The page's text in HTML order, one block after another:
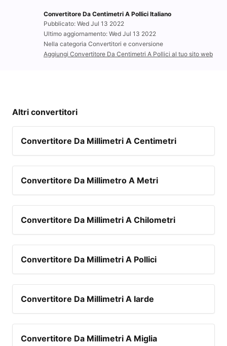
Convertitore Da Centimetri A Pollici Italiano
Pubblicato: Wed Jul 13 2022
Ultimo aggiornamento: Wed Jul 13 2022
Nella categoria Convertitori e conversione
Aggiungi Convertitore Da Centimetri A Pollici al tuo sito web
Altri convertitori
Convertitore Da Millimetri A Centimetri
Convertitore Da Millimetro A Metri
Convertitore Da Millimetri A Chilometri
Convertitore Da Millimetri A Pollici
Convertitore Da Millimetri A Iarde
Convertitore Da Millimetri A Miglia